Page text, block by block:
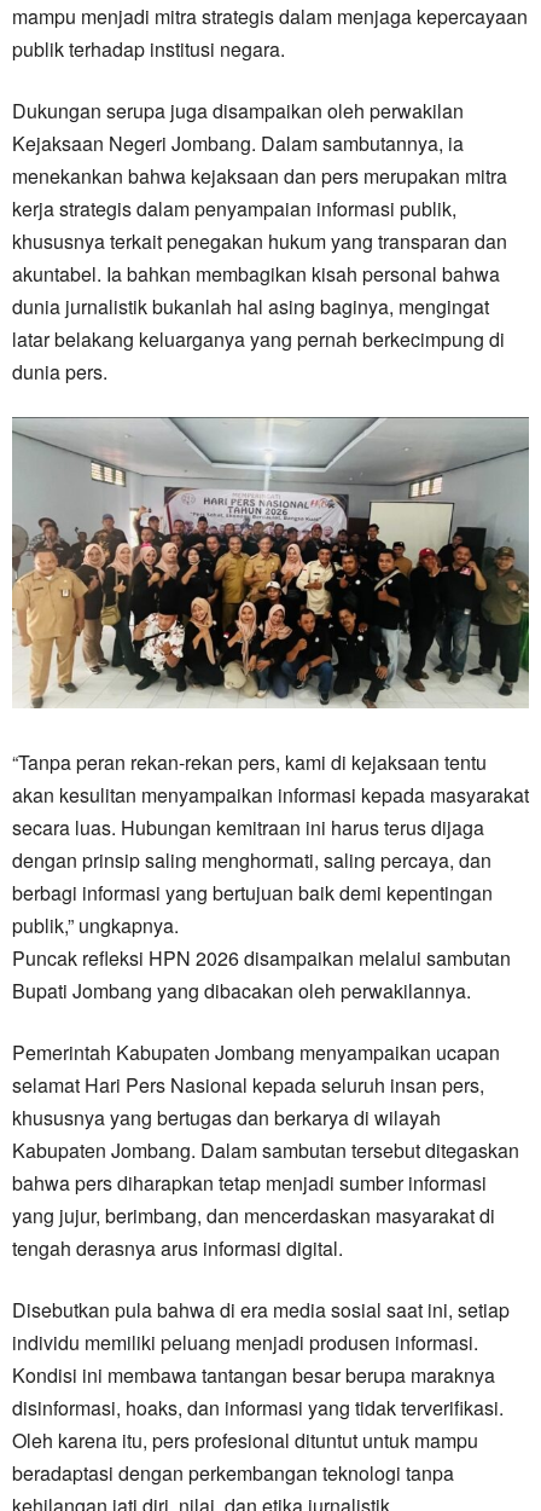
mampu menjadi mitra strategis dalam menjaga kepercayaan
publik terhadap institusi negara.
Dukungan serupa juga disampaikan oleh perwakilan
Kejaksaan Negeri Jombang. Dalam sambutannya, ia
menekankan bahwa kejaksaan dan pers merupakan mitra
kerja strategis dalam penyampaian informasi publik,
khususnya terkait penegakan hukum yang transparan dan
akuntabel. Ia bahkan membagikan kisah personal bahwa
dunia jurnalistik bukanlah hal asing baginya, mengingat
latar belakang keluarganya yang pernah berkecimpung di
dunia pers.
“Tanpa peran rekan-rekan pers, kami di kejaksaan tentu
akan kesulitan menyampaikan informasi kepada masyarakat
secara luas. Hubungan kemitraan ini harus terus dijaga
dengan prinsip saling menghormati, saling percaya, dan
berbagi informasi yang bertujuan baik demi kepentingan
publik,” ungkapnya.
Puncak refleksi HPN 2026 disampaikan melalui sambutan
Bupati Jombang yang dibacakan oleh perwakilannya.
Pemerintah Kabupaten Jombang menyampaikan ucapan
selamat Hari Pers Nasional kepada seluruh insan pers,
khususnya yang bertugas dan berkarya di wilayah
Kabupaten Jombang. Dalam sambutan tersebut ditegaskan
bahwa pers diharapkan tetap menjadi sumber informasi
yang jujur, berimbang, dan mencerdaskan masyarakat di
tengah derasnya arus informasi digital.
Disebutkan pula bahwa di era media sosial saat ini, setiap
individu memiliki peluang menjadi produsen informasi.
Kondisi ini membawa tantangan besar berupa maraknya
disinformasi, hoaks, dan informasi yang tidak terverifikasi.
Oleh karena itu, pers profesional dituntut untuk mampu
beradaptasi dengan perkembangan teknologi tanpa
kehilangan jati diri, nilai, dan etika jurnalistik.